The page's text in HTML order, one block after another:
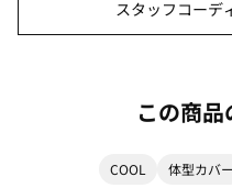
スタッフコーデ
この商
COOL 体型カバー